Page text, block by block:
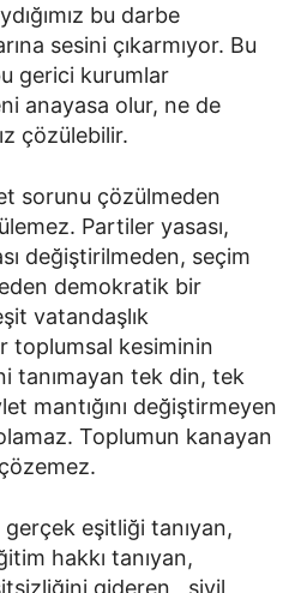
bu darbe
sesini çıkarmıyor. Bu
gerici kurumlar
anayasa olur, ne de
çözülebilir.
sorunu çözülmeden
Partiler yasası,
değiştirilmeden, seçim
demokratik bir
vatandaşlık
toplumsal kesiminin
tanımayan tek din, tek
mantığını değiştirmeyen
Toplumun kanayan
eşitliği tanıyan,
hakkı tanıyan,
gideren , sivil